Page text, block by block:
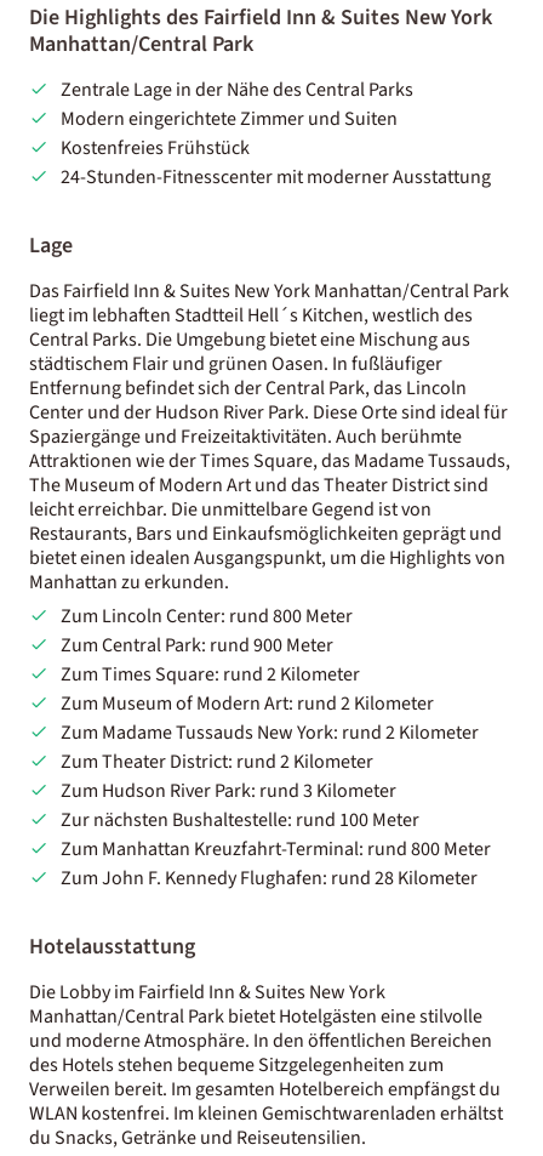
Die Highlights des Fairfield Inn & Suites New York
Manhattan/Central Park
Zentrale Lage in der Nähe des Central Parks
Modern eingerichtete Zimmer und Suiten
Kostenfreies Frühstück
24-Stunden-Fitnesscenter mit moderner Ausstattung
Lage
Das Fairfield Inn & Suites New York Manhattan/Central Park
liegt im lebhaften Stadtteil Hell´s Kitchen, westlich des
Central Parks. Die Umgebung bietet eine Mischung aus
städtischem Flair und grünen Oasen. In fußläufiger
Entfernung befindet sich der Central Park, das Lincoln
Center und der Hudson River Park. Diese Orte sind ideal für
Spaziergänge und Freizeitaktivitäten. Auch berühmte
Attraktionen wie der Times Square, das Madame Tussauds,
The Museum of Modern Art und das Theater District sind
leicht erreichbar. Die unmittelbare Gegend ist von
Restaurants, Bars und Einkaufsmöglichkeiten geprägt und
bietet einen idealen Ausgangspunkt, um die Highlights von
Manhattan zu erkunden.
Zum Lincoln Center: rund 800 Meter
Zum Central Park: rund 900 Meter
Zum Times Square: rund 2 Kilometer
Zum Museum of Modern Art: rund 2 Kilometer
Zum Madame Tussauds New York: rund 2 Kilometer
Zum Theater District: rund 2 Kilometer
Zum Hudson River Park: rund 3 Kilometer
Zur nächsten Bushaltestelle: rund 100 Meter
Zum Manhattan Kreuzfahrt-Terminal: rund 800 Meter
Zum John F. Kennedy Flughafen: rund 28 Kilometer
Hotelausstattung
Die Lobby im Fairfield Inn & Suites New York
Manhattan/Central Park bietet Hotelgästen eine stilvolle
und moderne Atmosphäre. In den öffentlichen Bereichen
des Hotels stehen bequeme Sitzgelegenheiten zum
Verweilen bereit. Im gesamten Hotelbereich empfängst du
WLAN kostenfrei. Im kleinen Gemischtwarenladen erhältst
du Snacks, Getränke und Reiseutensilien.